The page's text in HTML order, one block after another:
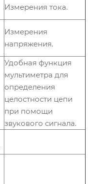
Измерения тока.
Измерения
напряжения.
Удобная функция
мультиметра для
определения
целостности цепи
при помощи
звукового сигнала.